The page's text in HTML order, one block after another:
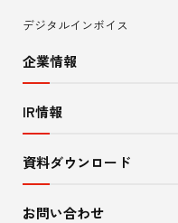
ー
デジタルインボイス
企業情報
IR情報
資料ダウンロード
お問い合わせ